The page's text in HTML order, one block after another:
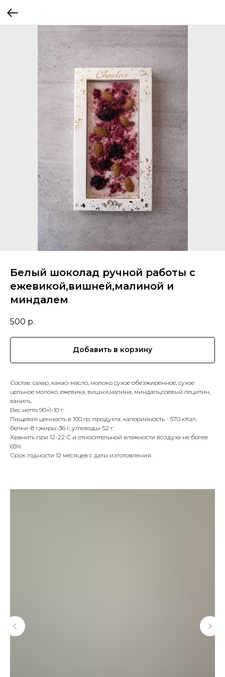
Белый шоколад ручной работы с
ежевикой,вишней,малиной и
миндалем
500 р.
Добавить в корзину
Состав: сахар, какао-масло, молоко сухое обезжиренное, сухое
цельное молоко, ежевика, вишня,малина, миндаль,соевый лецитин,
ваниль.
Вес нетто 90+\-10 г.
Пищевая ценность в 100 гр. продукта: калорийность - 570 кКал,
белки-8 г,жиры-36 г, углеводы-52 г.
Хранить при 12-22 С и относительной влажности воздуха не более
65%.
Срок годности 12 месяцев с даты изготовления.